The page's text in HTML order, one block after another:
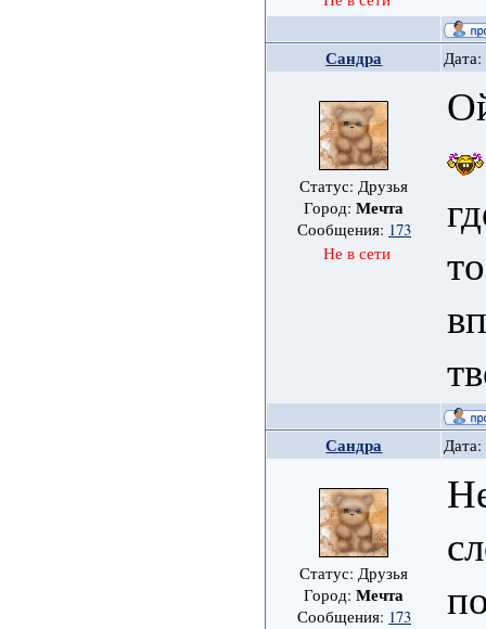
Сандра
Статус: Друзья
Город:Мечта
Сообщения: 173
Не в сети
Сандра
Статус: Друзья
Город:Мечта
Сообщения: 173